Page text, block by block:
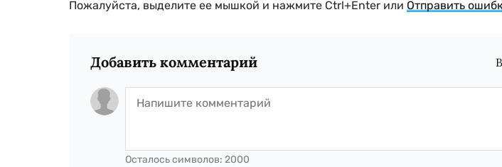
Пожалуйста, выделите ее мышкой и нажмите Ctrl+Enter или Отправить
Добавить комментарий
Осталось символов: 2000